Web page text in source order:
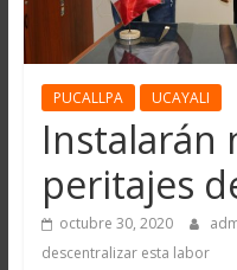
PUCALLPA UCAYALI
Instalarán
peritajes
octubre 30, 2020
descentralizar esta labor